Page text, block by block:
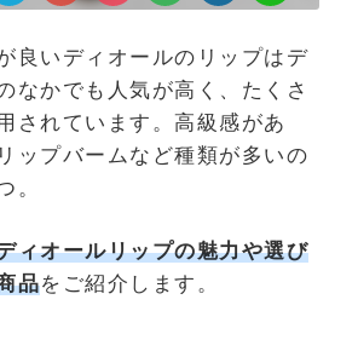
良いディオールのリップはデ
なかでも人気が高く、たくさ
されています。高級感があ
ップバームなど種類が多いの
。
ィオールリップの魅力や選び
品をご紹介します。